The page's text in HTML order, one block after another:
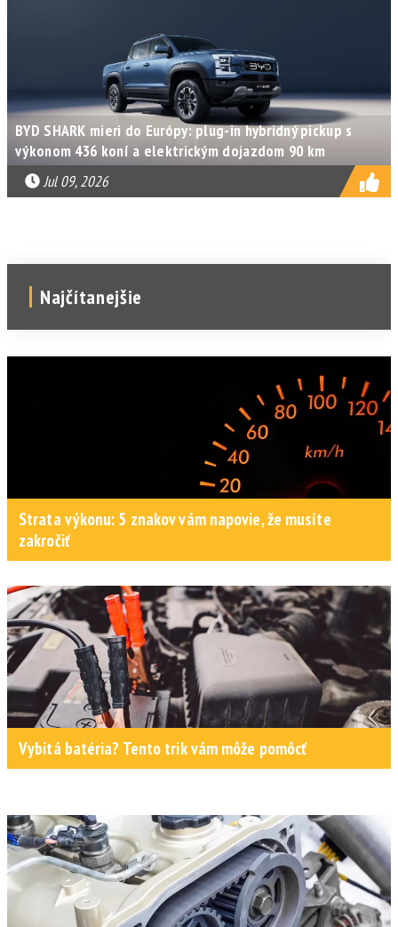
BYD SHARK mieri do Európy: plug-in hybridný pickup s
výkonom 436 koní a elektrickým dojazdom 90 km
Jul 09, 2026
Najčítanejšie
Strata výkonu: 5 znakov vám napovie, že musíte
zakročiť
Vybitá batéria? Tento trik vám môže pomôcť